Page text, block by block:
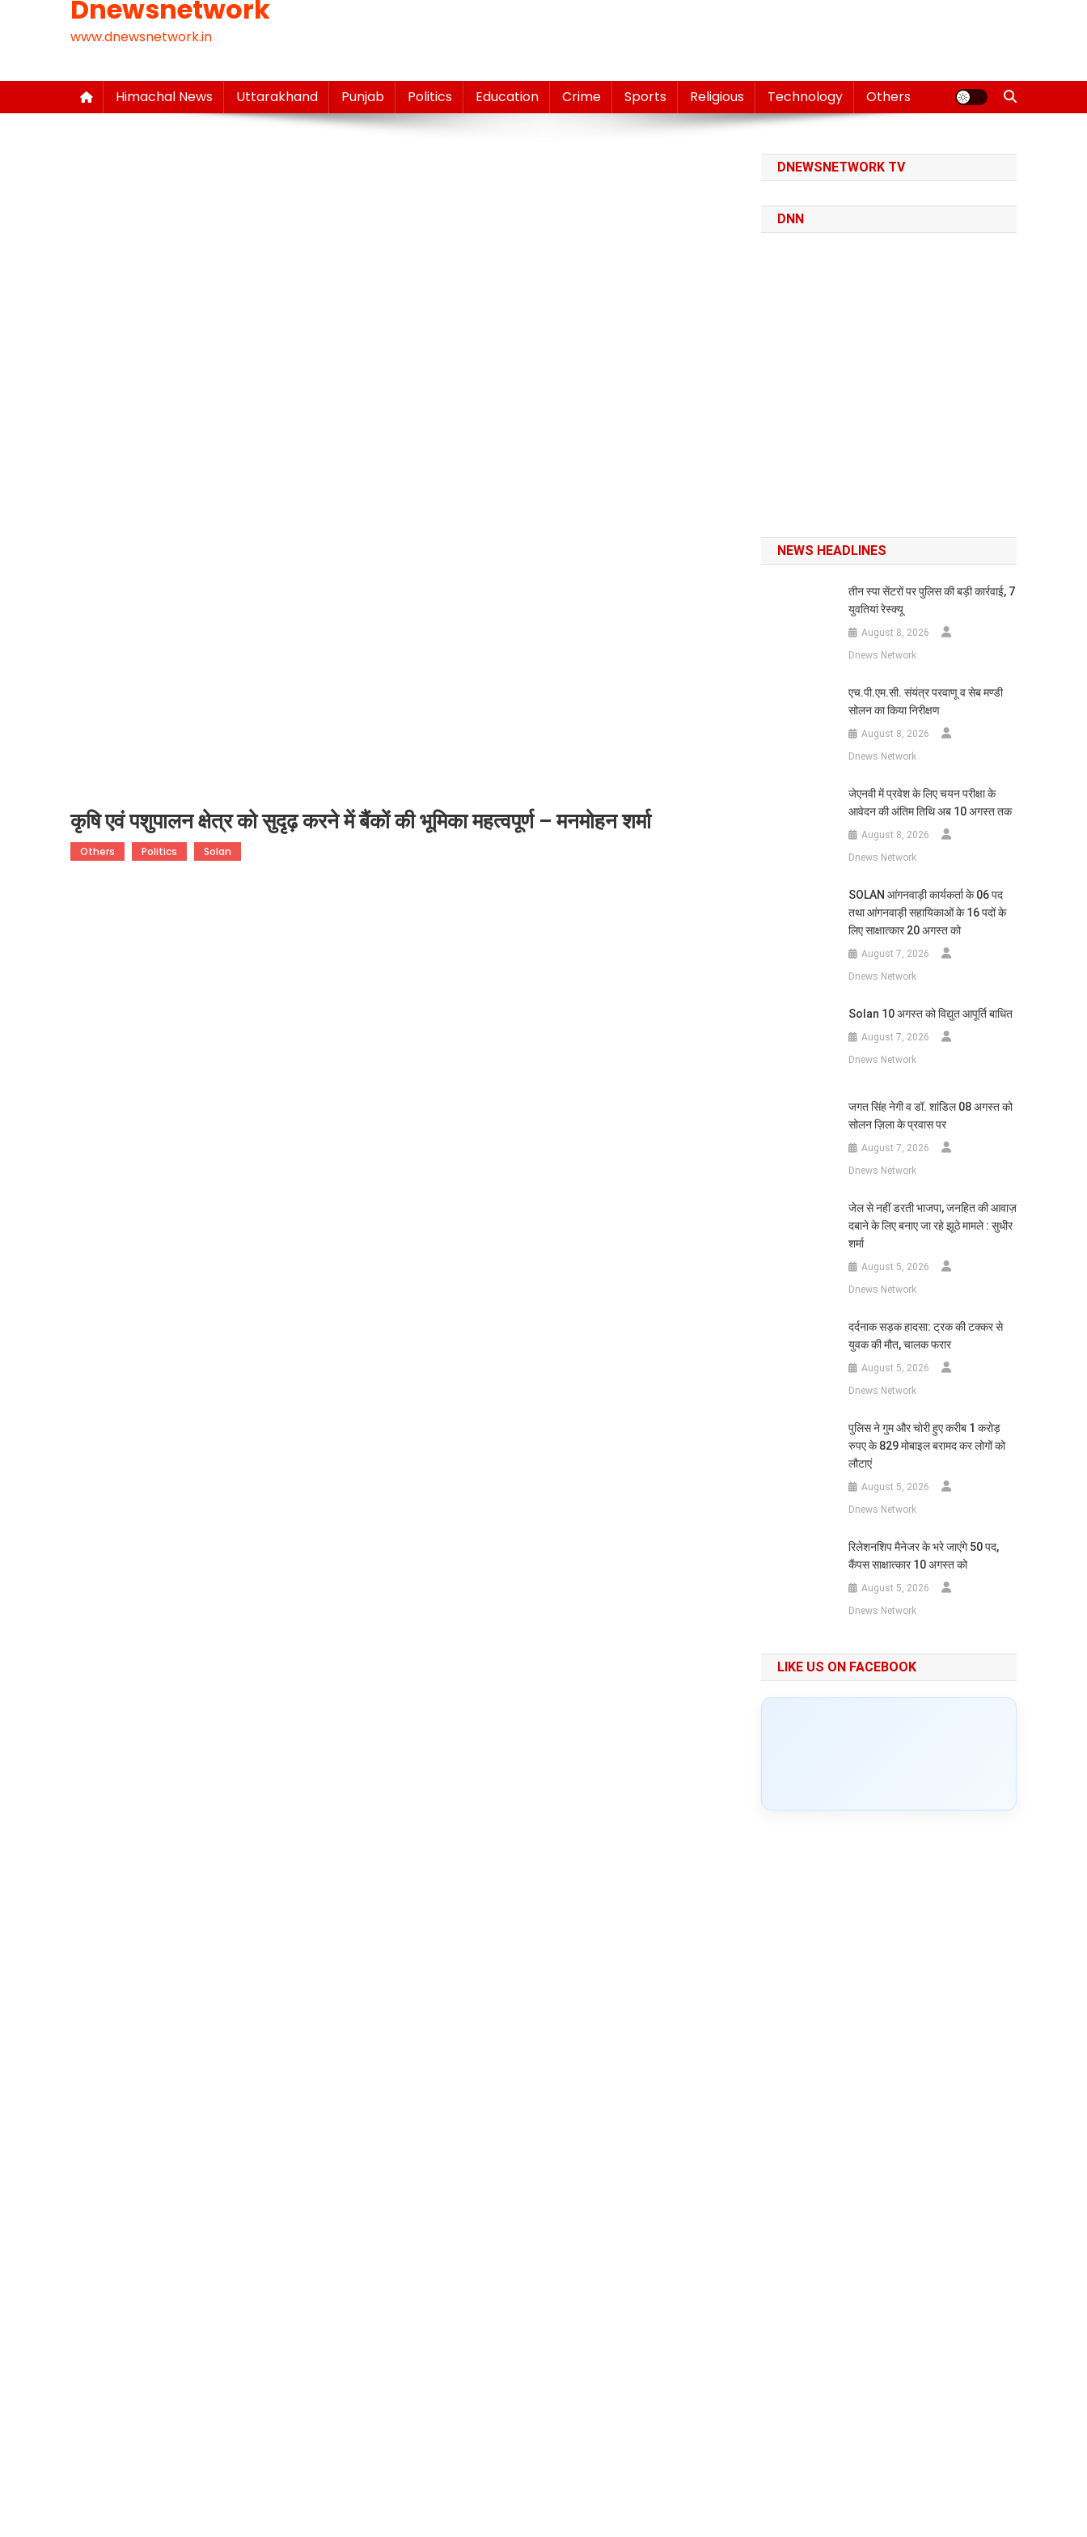
Dnewsnetwork
www.dnewsnetwork.in
Himachal News Uttarakhand Punjab Politics Education Crime Sports Religious Technology Others
कृषि एवं पशुपालन क्षेत्र को सुदृढ़ करने में बैंकों की भूमिका महत्वपूर्ण – मनमोहन शर्मा
Others Politics Solan
DNEWSNETWORK TV
DNN
NEWS HEADLINES
तीन स्पा सेंटरों पर पुलिस की बड़ी कार्रवाई, 7
युवतियां रेस्क्यू
August 8, 2026
Dnews Network
एच.पी.एम.सी. संयंत्र परवाणू व सेब मण्डी
सोलन का किया निरीक्षण
August 8, 2026
Dnews Network
जेएनवी में प्रवेश के लिए चयन परीक्षा के
आवेदन की अंतिम तिथि अब 10 अगस्त तक
August 8, 2026
Dnews Network
SOLAN आंगनवाड़ी कार्यकर्ता के 06 पद
तथा आंगनवाड़ी सहायिकाओं के 16 पदों के
लिए साक्षात्कार 20 अगस्त को
August 7, 2026
Dnews Network
Solan 10 अगस्त को विद्युत आपूर्ति बाधित
August 7, 2026
Dnews Network
जगत सिंह नेगी व डॉ. शांडिल 08 अगस्त को
सोलन ज़िला के प्रवास पर
August 7, 2026
Dnews Network
जेल से नहीं डरती भाजपा, जनहित की आवाज़
दबाने के लिए बनाए जा रहे झूठे मामले : सुधीर
शर्मा
August 5, 2026
Dnews Network
दर्दनाक सड़क हादसा: ट्रक की टक्कर से
युवक की मौत, चालक फरार
August 5, 2026
Dnews Network
पुलिस ने गुम और चोरी हुए करीब 1 करोड़
रुपए के 829 मोबाइल बरामद कर लोगों को
लौटाएं
August 5, 2026
Dnews Network
रिलेशनशिप मैनेजर के भरे जाएंगे 50 पद,
कैंपस साक्षात्कार 10 अगस्त को
August 5, 2026
Dnews Network
LIKE US ON FACEBOOK